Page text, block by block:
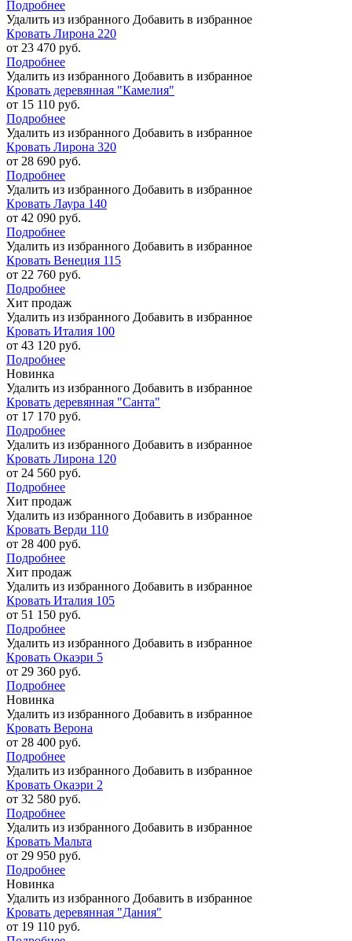
Подробнее
Удалить из избранного Добавить в избранное
Кровать Лирона 220
от 23 470 руб.
Подробнее
Удалить из избранного Добавить в избранное
Кровать деревянная "Камелия"
от 15 110 руб.
Подробнее
Удалить из избранного Добавить в избранное
Кровать Лирона 320
от 28 690 руб.
Подробнее
Удалить из избранного Добавить в избранное
Кровать Лаура 140
от 42 090 руб.
Подробнее
Удалить из избранного Добавить в избранное
Кровать Венеция 115
от 22 760 руб.
Подробнее
Хит продаж
Удалить из избранного Добавить в избранное
Кровать Италия 100
от 43 120 руб.
Подробнее
Новинка
Удалить из избранного Добавить в избранное
Кровать деревянная "Санта"
от 17 170 руб.
Подробнее
Удалить из избранного Добавить в избранное
Кровать Лирона 120
от 24 560 руб.
Подробнее
Хит продаж
Удалить из избранного Добавить в избранное
Кровать Верди 110
от 28 400 руб.
Подробнее
Хит продаж
Удалить из избранного Добавить в избранное
Кровать Италия 105
от 51 150 руб.
Подробнее
Удалить из избранного Добавить в избранное
Кровать Окаэри 5
от 29 360 руб.
Подробнее
Новинка
Удалить из избранного Добавить в избранное
Кровать Верона
от 28 400 руб.
Подробнее
Удалить из избранного Добавить в избранное
Кровать Окаэри 2
от 32 580 руб.
Подробнее
Удалить из избранного Добавить в избранное
Кровать Мальта
от 29 950 руб.
Подробнее
Новинка
Удалить из избранного Добавить в избранное
Кровать деревянная "Дания"
от 19 110 руб.